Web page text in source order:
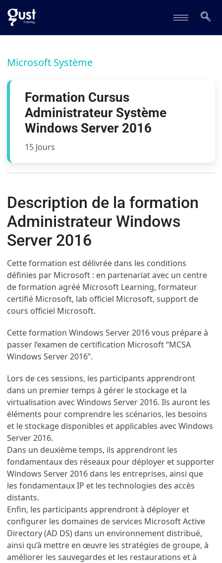
Microsoft Système
Formation Cursus
Administrateur Système
Windows Server 2016
15 Jours
Description de la formation
Administrateur Windows
Server 2016
Cette formation est délivrée dans les conditions
définies par Microsoft : en partenariat avec un centre
de formation agréé Microsoft Learning, formateur
certifié Microsoft, lab officiel Microsoft, support de
cours officiel Microsoft.
Cette formation Windows Server 2016 vous prépare à
passer l’examen de certification Microsoft “MCSA
Windows Server 2016”.
Lors de ces sessions, les participants apprendront
dans un premier temps à gérer le stockage et la
virtualisation avec Windows Server 2016. Ils auront les
éléments pour comprendre les scénarios, les besoins
et le stockage disponibles et applicables avec Windows
Server 2016.
Dans un deuxième temps, ils apprendront les
fondamentaux des réseaux pour déployer et supporter
Windows Server 2016 dans les entreprises, ainsi que
les fondamentaux IP et les technologies des accès
distants.
Enfin, les participants apprendront à déployer et
configurer les domaines de services Microsoft Active
Directory (AD DS) dans un environnement distribué,
ainsi qu’à mettre en œuvre les stratégies de groupe, à
améliorer les sauvegardes et les restaurations et à